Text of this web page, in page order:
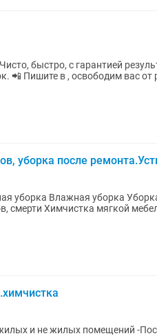
быстро, с гарантией
уборка после
помещений -После ремонта -После